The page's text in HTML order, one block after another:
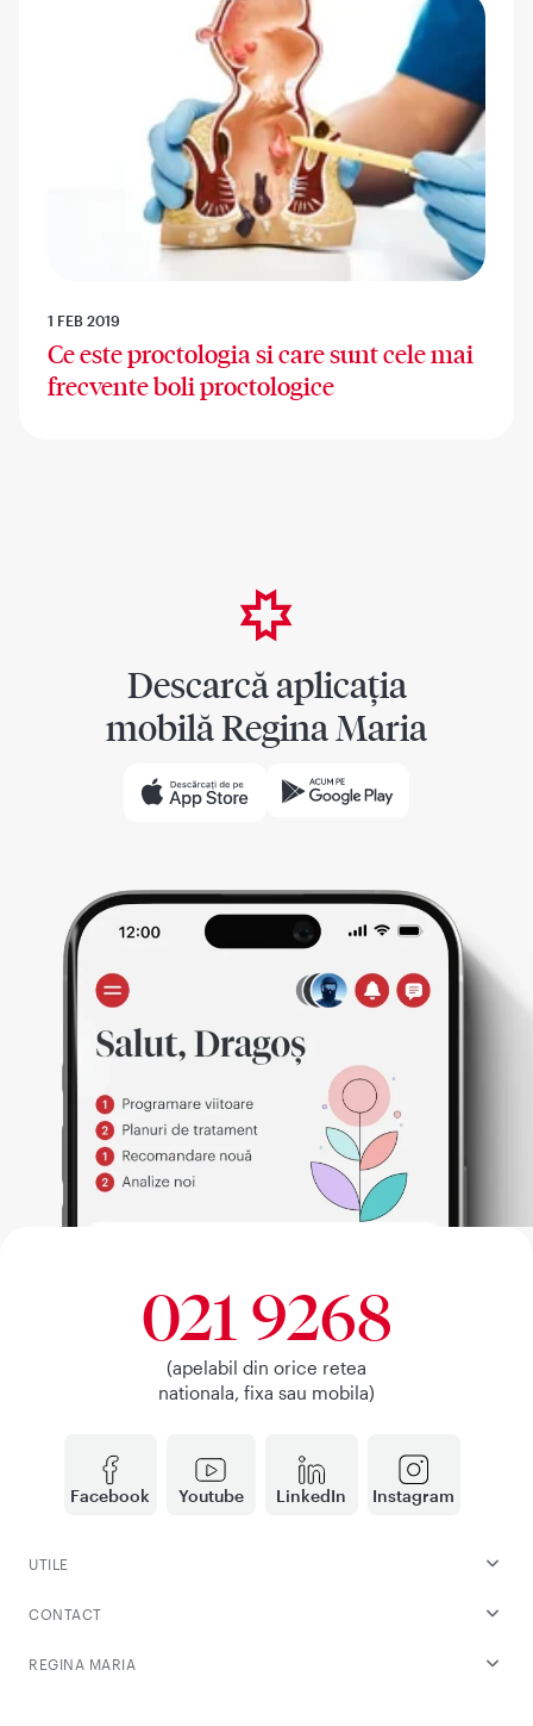
1 FEB 2019
Ce este proctologia si care sunt cele mai
frecvente boli proctologice
Descarcă aplicația
mobilă Regina Maria
Facebook Youtube LinkedIn Instagram
021 9268
(apelabil din orice retea
nationala, fixa sau mobila)
UTILE
CONTACT
REGINA MARIA